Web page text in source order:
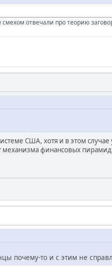
отвечали про теорию
США, хотя и в этом случае
механизма финансовых
почему-то и с этим не